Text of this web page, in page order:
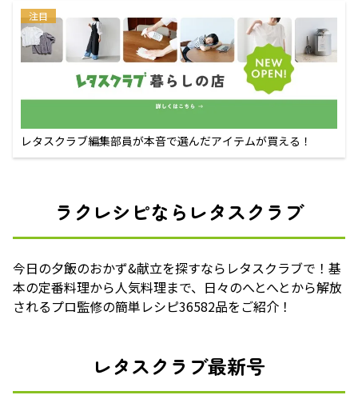
注目
レタスクラブ編集部員が本音で選んだアイテムが買える！
ラクレシピならレタスクラブ
今日の夕飯のおかず&献立を探すならレタスクラブで！基
本の定番料理から人気料理まで、日々のへとへとから解放
されるプロ監修の簡単レシピ36582品をご紹介！
レタスクラブ最新号